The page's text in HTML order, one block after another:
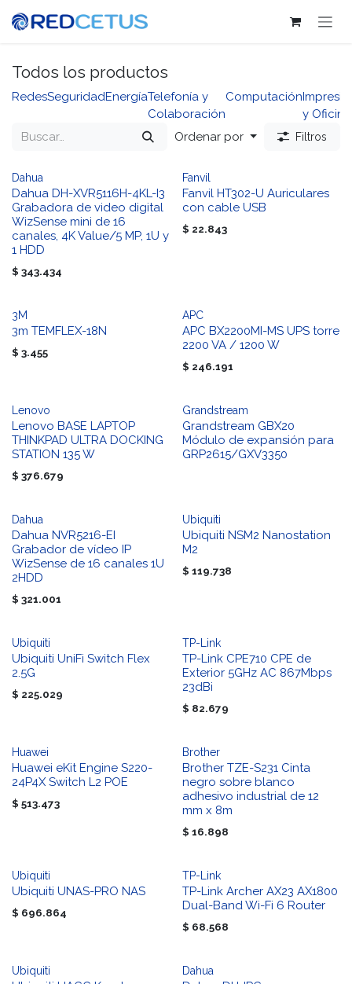
Todos los productos
RedesSeguridadEnergíaTelefonía y
Colaboración
Computación
y Oficina
Ordenar por
Filtros
Dahua DH-XVR5116H-4KL-I3
Grabadora de video digital
WizSense mini de 16
canales, 4K Value/5 MP, 1U y
1 HDD
$ 343.434
Dahua
Fanvil HT302-U Auriculares
con cable USB
$ 22.843
Fanvil
3m TEMFLEX-18N
$ 3.455
3M
APC BX2200MI-MS UPS torre
2200 VA / 1200 W
$ 246.191
APC
Lenovo BASE LAPTOP
THINKPAD ULTRA DOCKING
STATION 135 W
$ 376.679
Lenovo
Grandstream GBX20
Módulo de expansión para
GRP2615/GXV3350
Grandstream
Dahua NVR5216-EI
Grabador de vídeo IP
WizSense de 16 canales 1U
2HDD
$ 321.001
Dahua
Ubiquiti NSM2 Nanostation
M2
$ 119.738
Ubiquiti
Ubiquiti UniFi Switch Flex
2.5G
$ 225.029
Ubiquiti
TP-Link CPE710 CPE de
Exterior 5GHz AC 867Mbps
23dBi
$ 82.679
TP-Link
Huawei eKit Engine S220-
24P4X Switch L2 POE
$ 513.473
Huawei
Brother TZE-S231 Cinta
negro sobre blanco
adhesivo industrial de 12
mm x 8m
$ 16.898
Brother
Ubiquiti UNAS-PRO NAS
$ 696.864
Ubiquiti
TP-Link Archer AX23 AX1800
Dual-Band Wi-Fi 6 Router
$ 68.568
TP-Link
Ubiquiti Dahua